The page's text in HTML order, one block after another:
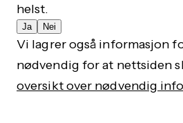
helst.
Ja Nei
Vi lagrer også informasjon
nødvendig for at nettsiden
oversikt over nødvendig